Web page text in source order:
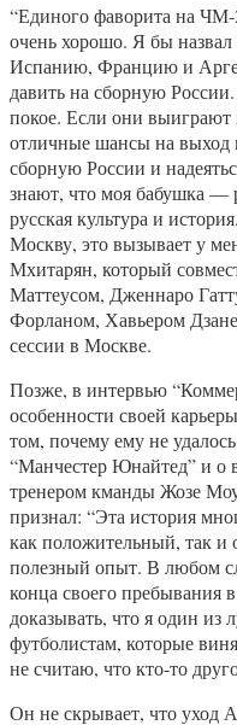
“Единого фаворита на
очень хорошо. Я бы
Испанию, Францию и
давить на сборную
покое. Если они выиграют
отличные шансы на выход
сборную России и
знают, что моя бабушка —
русская культура и
Москву, это вызывает у
Мхитарян, который
Маттеусом, Дженнаро
Форланом, Хавьером
сессии в Москве.
Позже, в интервью
особенности своей
том, почему ему не
“Манчестер Юнайтед” и о
тренером кманды Жозе
признал: “Эта история
как положительный, так и
полезный опыт. В любом
конца своего пребывания
доказывать, что я один
футболистам, которые
не считаю, что кто-то
Он не скрывает, что уход